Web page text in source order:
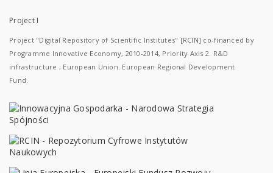
Project I
Project "Digital Repository of Scientific Institutes" [RCIN] co-financed by
Programme Innovative Economy, 2010-2014, Priority Axis 2. R&D
infrastructure ; European Union. European Regional Development
Fund.